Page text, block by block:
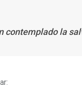
contemplado la